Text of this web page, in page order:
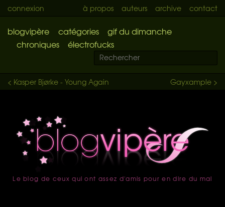
connexion à propos auteurs archive contact
blogvipère catégories
gif du dimanche
chroniques
électrofucks
Gayxample >
< Kasper Bjørke - Young Again
accueil
Le blog de ceux qui ont assez d'amis pour en dire du mal